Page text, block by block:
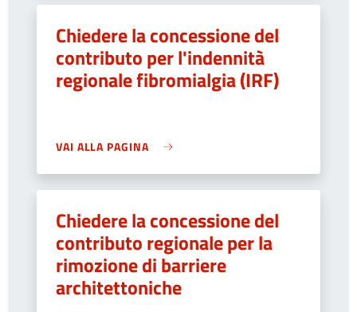
Chiedere la concessione del
contributo per l'indennità
regionale fibromialgia (IRF)
VAI ALLA PAGINA
Chiedere la concessione del
contributo regionale per la
rimozione di barriere
architettoniche